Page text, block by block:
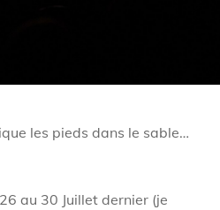
les pieds dans le sable…
au 30 Juillet dernier (je